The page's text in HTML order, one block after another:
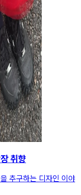
취향
추구하는 디자인 이야